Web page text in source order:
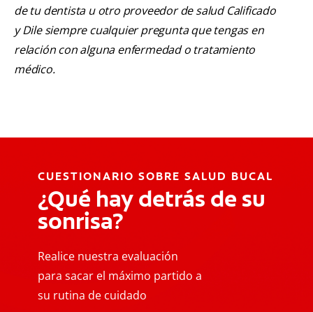
de tu dentista u otro proveedor de salud Calificado
y Dile siempre cualquier pregunta que tengas en
relación con alguna enfermedad o tratamiento
médico.
CUESTIONARIO SOBRE SALUD BUCAL
¿Qué hay detrás de su
sonrisa?
Realice nuestra evaluación
para sacar el máximo partido a
su rutina de cuidado